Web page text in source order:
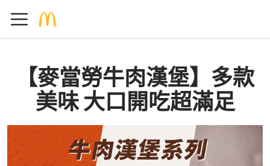
【麥當勞牛肉漢堡】多款
美味 大口開吃超滿足